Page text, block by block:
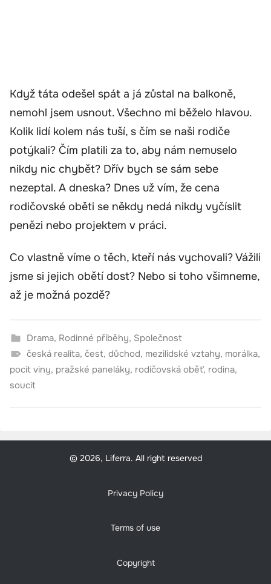
Když táta odešel spát a já zůstal na balkoně,
nemohl jsem usnout. Všechno mi běželo hlavou.
Kolik lidí kolem nás tuší, s čím se naši rodiče
potýkali? Čím platili za to, aby nám nemuselo
nikdy nic chybět? Dřív bych se sám sebe
nezeptal. A dneska? Dnes už vím, že cena
rodičovské oběti se někdy nedá nikdy vyčíslit
penězi nebo projektem v práci.
Co vlastně víme o těch, kteří nás vychovali? Vážili
jsme si jejich obětí dost? Nebo si toho všimneme,
až je možná pozdě?
Drama, Rodinné příběhy, Společnost
česká realita, čest, důchod, mezilidské vztahy, morálka,
pocit viny, pražské paneláky, rodičovská oběť, rodina,
soucit
© 2026, Liferra. All right reserved
Privacy Policy
Terms of use
Copyright